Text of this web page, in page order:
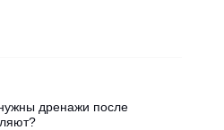
дренажи после